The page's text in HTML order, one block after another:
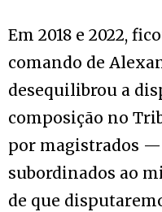
Em 2018 e 2022,
comando de
desequilibrou a
composição no
por magistrados
subordinados ao
de que